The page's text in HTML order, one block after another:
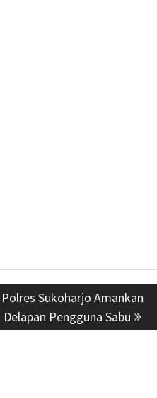
Next
post:
Polres Sukoharjo Amankan
Delapan Pengguna Sabu